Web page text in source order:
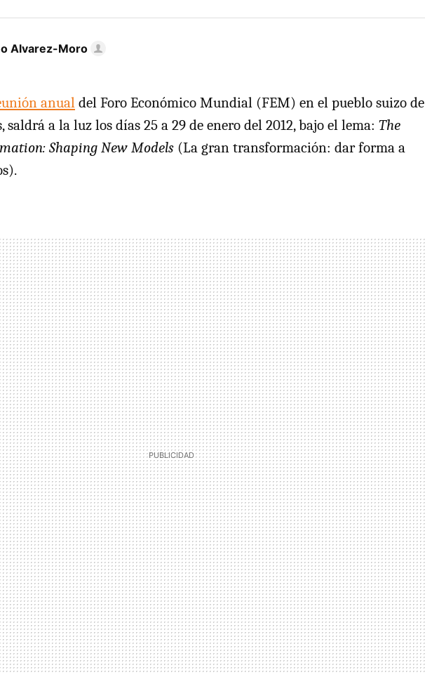
Alvarez-Moro
anual del Foro Económico Mundial (FEM) en el pueblo suizo de
saldrá a la luz los días 25 a 29 de enero del 2012, bajo el lema: The
Shaping New Models (La gran transformación: dar forma a